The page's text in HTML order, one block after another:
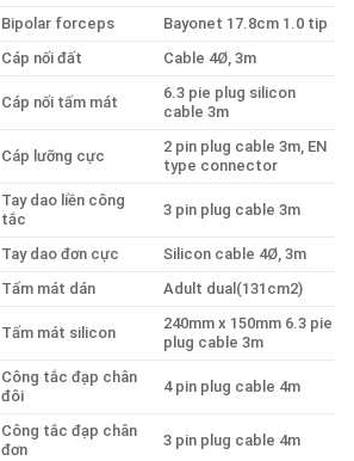
Bipolar forceps
Bayonet 17.8cm 1.0 tip
Cáp nối đất Cable 4Ø, 3m
Cáp nối tấm mát
6.3 pie plug silicon
cable 3m
Cáp lưỡng cực
2 pin plug cable 3m, EN
type connector
Tay dao liền công
tắc
3 pin plug cable 3m
Tay dao đơn cực
Silicon cable 4Ø, 3m
Tấm mát dán Adult dual(131cm2)
Tấm mát silicon
240mm x 150mm 6.3 pie
plug cable 3m
Công tắc đạp chân
đôi
4 pin plug cable 4m
Công tắc đạp chân
đơn
3 pin plug cable 4m